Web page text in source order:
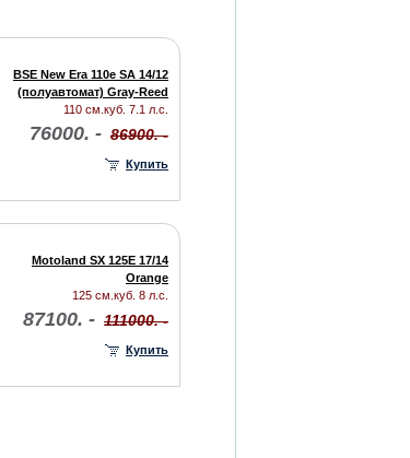
BSE New Era 110e SA 14/12
(полуавтомат) Gray-Reed
110 см.куб. 7.1 л.с.
76000. - 86900. -
Купить
Motoland SX 125E 17/14
Orange
125 см.куб. 8 л.с.
87100. - 111000. -
Купить